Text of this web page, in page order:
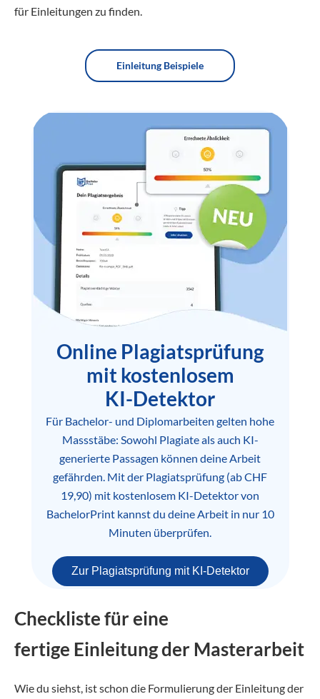
für Einleitungen zu finden.
Einleitung Beispiele
Online Plagiatsprüfung
mit kostenlosem
KI-Detektor
Für Bachelor- und Diplomarbeiten gelten hohe
Massstäbe: Sowohl Plagiate als auch KI-
generierte Passagen können deine Arbeit
gefährden. Mit der Plagiatsprüfung (ab CHF
19,90) mit kostenlosem KI-Detektor von
BachelorPrint kannst du deine Arbeit in nur 10
Minuten überprüfen.
Zur Plagiatsprüfung mit KI-Detektor
Checkliste für eine
fertige Einleitung der Masterarbeit
Wie du siehst, ist schon die Formulierung der Einleitung der